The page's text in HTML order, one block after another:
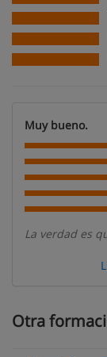
Muy bueno.
La verdad es
Otra